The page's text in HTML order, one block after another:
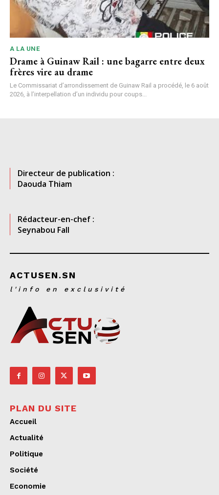
A LA UNE
Drame à Guinaw Rail : une bagarre entre deux
frères vire au drame
Le Commissariat d’arrondissement de Guinaw Rail a procédé, le 6 août
2026, à l’interpellation d’un individu pour coups...
Directeur de publication :
Daouda Thiam
Rédacteur-en-chef :
Seynabou Fall
ACTUSEN.SN
l'info en exclusivité
PLAN DU SITE
Accueil
Actualité
Politique
Société
Economie